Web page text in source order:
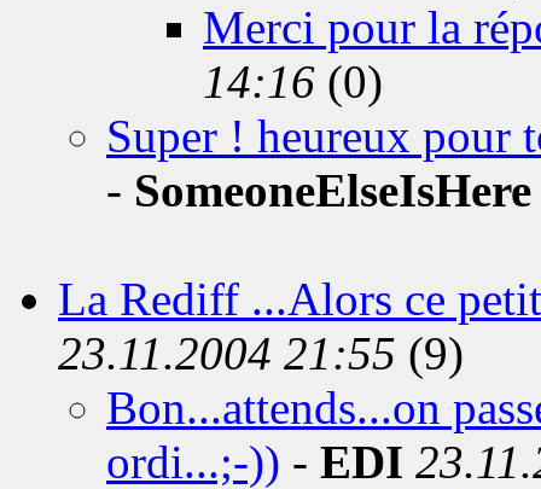
Merci pour la
14:16 (0)
Super ! heureux pour
- SomeoneElseIsHere
La Rediff ...Alors ce
23.11.2004 21:55 (9)
Bon...attends...on
ordi...;-)) - EDI